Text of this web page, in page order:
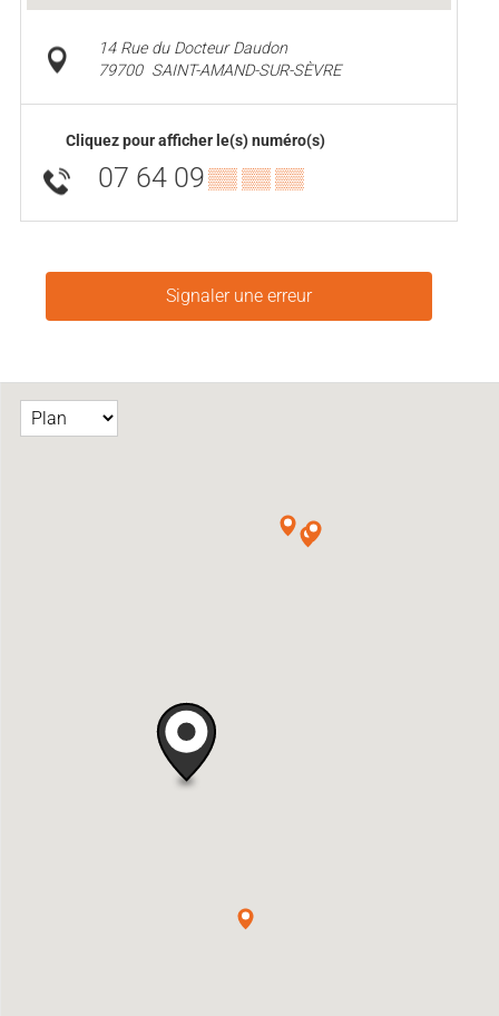
14 Rue du Docteur Daudon
79700 SAINT-AMAND-SUR-SÈVRE
Cliquez pour afficher le(s) numéro(s)
07 64 09▒▒ ▒▒ ▒▒
Signaler une erreur